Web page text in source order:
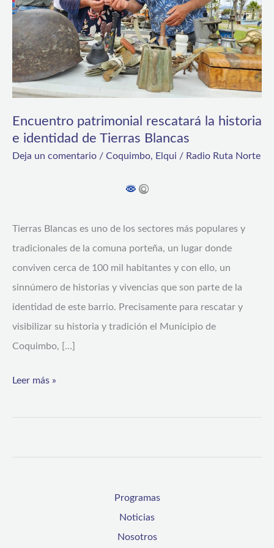
Encuentro patrimonial rescatará la historia
e identidad de Tierras Blancas
Deja un comentario / Coquimbo, Elqui / Radio Ruta Norte
Tierras Blancas es uno de los sectores más populares y
tradicionales de la comuna porteña, un lugar donde
conviven cerca de 100 mil habitantes y con ello, un
sinnúmero de historias y vivencias que son parte de la
identidad de este barrio. Precisamente para rescatar y
visibilizar su historia y tradición el Municipio de
Coquimbo, […]
e
identidad
de
Tierras
Blancas
Leer más »
Programas
Noticias
Nosotros